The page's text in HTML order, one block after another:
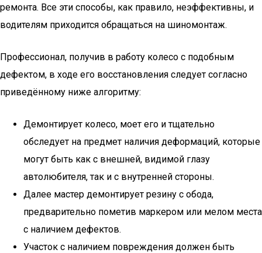
ремонта. Все эти способы, как правило, неэффективны, и
водителям приходится обращаться на шиномонтаж.
Профессионал, получив в работу колесо с подобным
дефектом, в ходе его восстановления следует согласно
приведённому ниже алгоритму:
Демонтирует колесо, моет его и тщательно
обследует на предмет наличия деформаций, которые
могут быть как с внешней, видимой глазу
автолюбителя, так и с внутренней стороны.
Далее мастер демонтирует резину с обода,
предварительно пометив маркером или мелом места
с наличием дефектов.
Участок с наличием повреждения должен быть